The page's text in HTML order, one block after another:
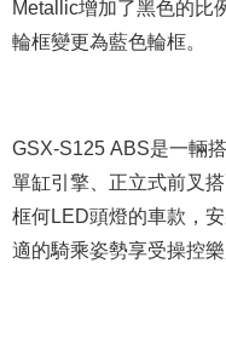
Metallic增加了黑色的比
輪框變更為藍色輪框。
GSX-S125 ABS是一輛
單缸引擎、正立式前叉
框何LED頭燈的車款，
適的騎乘姿勢享受操控樂